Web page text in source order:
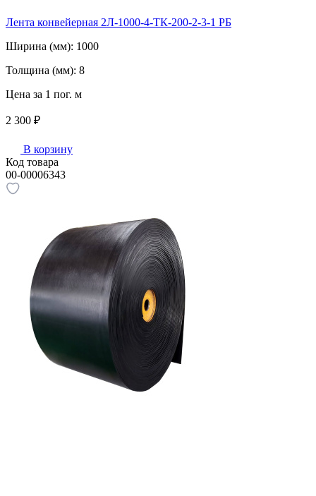
Лента конвейерная 2Л-1000-4-ТК-200-2-3-1 РБ
Ширина (мм): 1000
Толщина (мм): 8
Цена за 1 пог. м
2 300 ₽
В корзину
Код товара
00-00006343